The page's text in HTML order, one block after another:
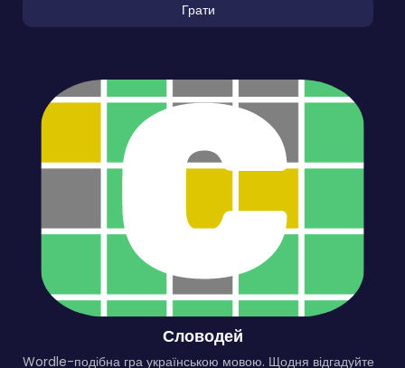
Грати
Словодей
Wordle-подібна гра українською мовою. Щодня відгадуйте